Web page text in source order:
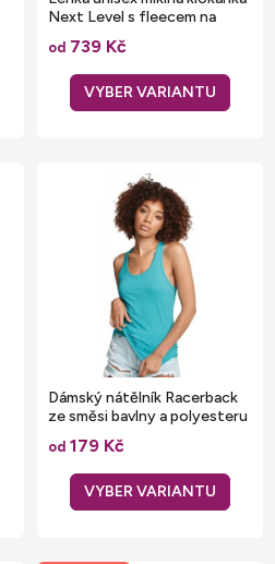
Next Level s fleecem na
rubové straně 250 g/m
od 739 Kč
Dámský nátělník Racerback
ze směsi bavlny a polyesteru
od 179 Kč